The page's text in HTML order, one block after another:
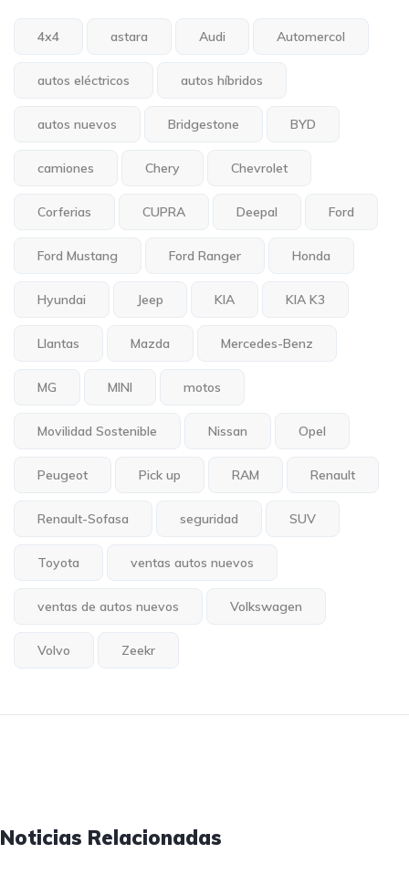
4x4 astara Audi Automercol
autos eléctricos autos híbridos
autos nuevos Bridgestone BYD
camiones Chery Chevrolet
Corferias CUPRA Deepal Ford
Ford Mustang Ford Ranger Honda
Hyundai Jeep KIA KIA K3
Llantas Mazda Mercedes-Benz
MG MINI motos
Movilidad Sostenible Nissan Opel
Peugeot Pick up RAM Renault
Renault-Sofasa seguridad SUV
Toyota ventas autos nuevos
ventas de autos nuevos Volkswagen
Volvo Zeekr
Noticias Relacionadas